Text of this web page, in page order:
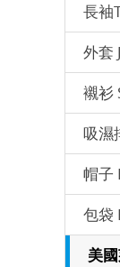
長袖
外套
襯衫
吸濕
帽子
包袋
美